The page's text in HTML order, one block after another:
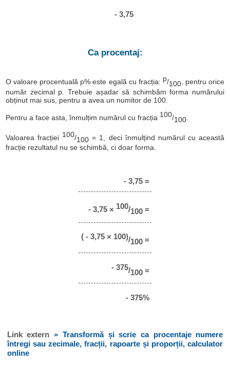
- 3,75
Ca procentaj:
O valoare procentuală p% este egală cu fracția: p/100, pentru orice
număr zecimal p. Trebuie așadar să schimbăm forma numărului
obținut mai sus, pentru a avea un numitor de 100.
Pentru a face asta, înmulțim numărul cu fracția 100/100
Valoarea fracției 100/100 = 1, deci înmulțind numărul cu această
fracție rezultatul nu se schimbă, ci doar forma.
- 3,75 =
- 3,75 × 100/100=
( - 3,75 × 100)/100=
- 375/100=
- 375%
Link extern» Transformă și scrie ca procentaje numere
întregi sau zecimale, fracții, rapoarte și proporții, calculator
online